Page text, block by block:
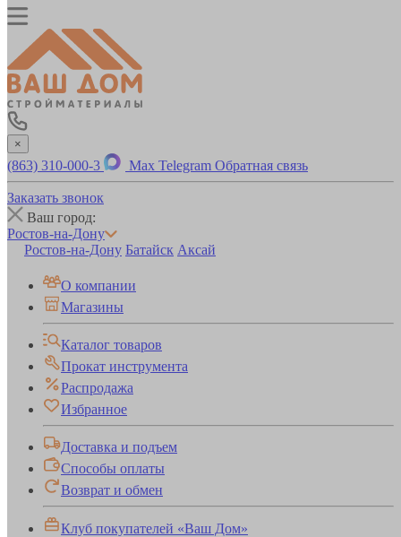
×
(863) 310-000-3 Max Telegram Обратная связь
Заказать звонок
Ваш город:
Ростов-на-Дону
Ростов-на-Дону Батайск Аксай
О компании
Магазины
Каталог товаров
Прокат инструмента
Распродажа
Избранное
Доставка и подъем
Способы оплаты
Возврат и обмен
Клуб покупателей «Ваш Дом»